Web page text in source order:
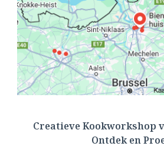
Creatieve Kookworkshop
Ontdek en